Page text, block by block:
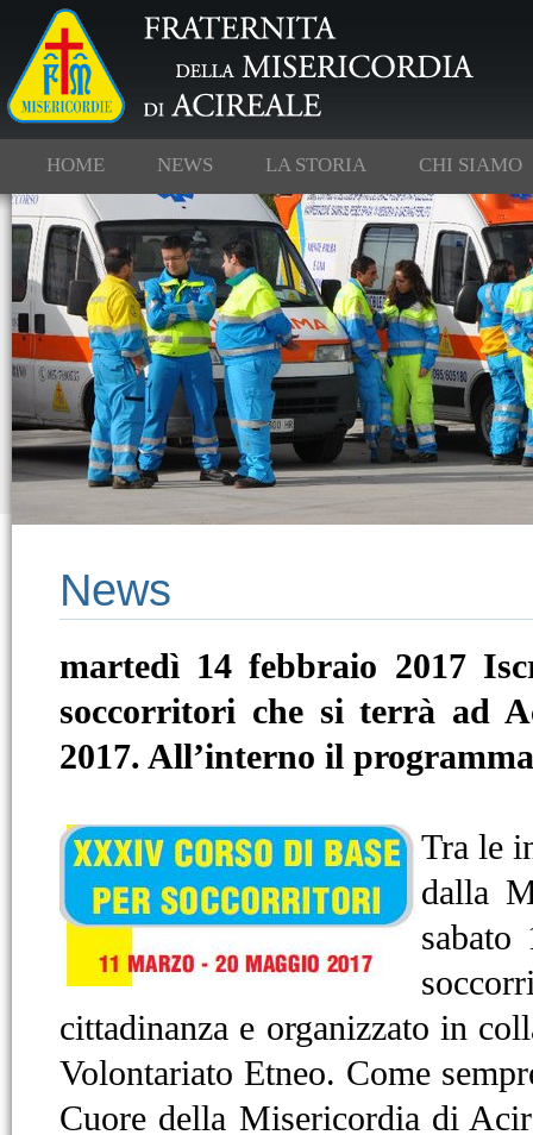
HOME NEWS LA STORIA CHI SIAMO
News
martedì 14 febbraio 2017
soccorritori che si terrà ad
2017. All’interno il
Tra le
dalla
cittadinanza e organizzato in
Volontariato Etneo. Come
Cuore della Misericordia di